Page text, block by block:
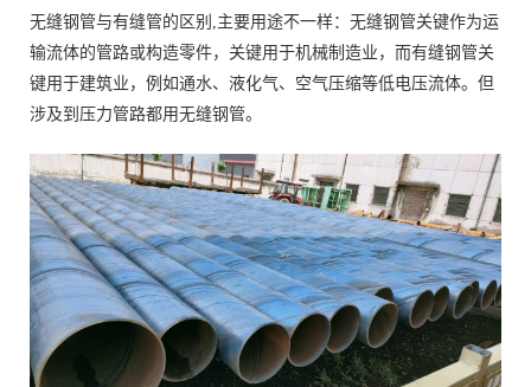
无缝钢管与有缝管的区别,主要用途不一样：无缝钢管关键作为运
输流体的管路或构造零件，关键用于机械制造业，而有缝钢管关
键用于建筑业，例如通水、液化气、空气压缩等低电压流体。但
涉及到压力管路都用无缝钢管。